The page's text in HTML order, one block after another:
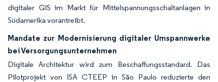
digitaler GIS im Markt für Mittelspannungsschaltanlagen in
Südamerika vorantreibt.
Mandate zur Modernisierung digitaler Umspannwerke
bei Versorgungsunternehmen
Digitale Architektur wird zum Beschaffungsstandard. Das
Pilotprojekt von ISA CTEEP in São Paulo reduzierte den